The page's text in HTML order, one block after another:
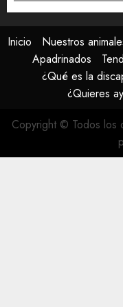
Inicio Nuestros
Apadrinados
¿Qué es la
¿Quieres
Copyright © Todos los